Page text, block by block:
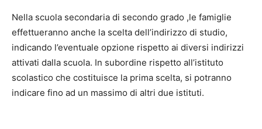
Nella scuola secondaria di secondo grado ,le famiglie
effettueranno anche la scelta dell’indirizzo di studio,
indicando l’eventuale opzione rispetto ai diversi indirizzi
attivati dalla scuola. In subordine rispetto all’istituto
scolastico che costituisce la prima scelta, si potranno
indicare fino ad un massimo di altri due istituti.